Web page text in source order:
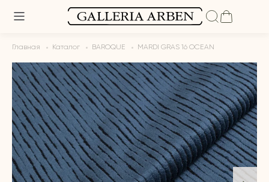
Главная Каталог BAROQUE MARDI GRAS 16 OCEAN